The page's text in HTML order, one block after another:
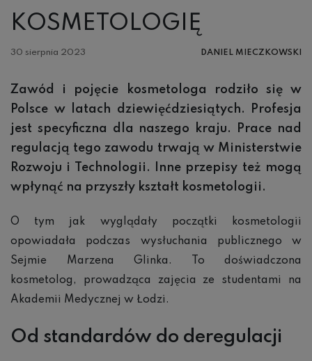
KOSMETOLOGIĘ
30 sierpnia 2023 DANIEL MIECZKOWSKI
Zawód i pojęcie kosmetologa rodziło się w
Polsce w latach dziewięćdziesiątych. Profesja
jest specyficzna dla naszego kraju. Prace nad
regulacją tego zawodu trwają w Ministerstwie
Rozwoju i Technologii. Inne przepisy też mogą
wpłynąć na przyszły kształt kosmetologii.
O tym jak wyglądały początki kosmetologii
opowiadała podczas wysłuchania publicznego w
Sejmie Marzena Glinka. To doświadczona
kosmetolog, prowadząca zajęcia ze studentami na
Akademii Medycznej w Łodzi.
Od standardów do deregulacji